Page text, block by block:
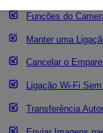
Funções do
Manter uma
Cancelar o
LigaçãoWi-Fi
Transferência